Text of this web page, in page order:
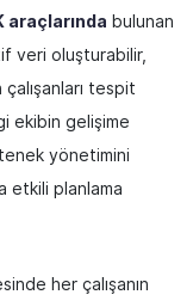
araçlarında bulunan
veri oluşturabilir,
çalışanları tespit
ekibin gelişime
yönetimini
etkili planlama
her çalışanın